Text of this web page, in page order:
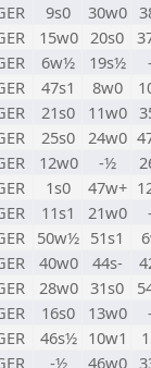
9s0 30w0
15w0 20s0
6w½ 19s½
47s1 8w0
21s0 11w0
25s0 24w0
12w0 -½
1s0 47w+
11s1 21w0
50w½ 51s1
40w0 44s-
28w0 31s0
16s0 13w0
46s½ 10w1
-½ 46w0